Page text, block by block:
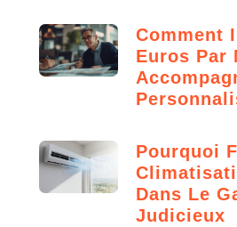
Comment
Euros Par
Pourquoi
Dans Le
Judicieux